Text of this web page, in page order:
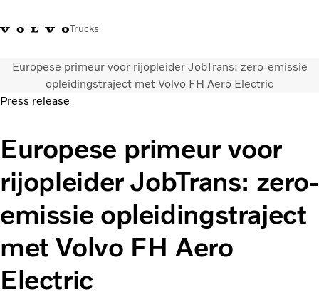
Trucks
ContactKennis vergrotenMerchandiseInloggen Nederland
CO2-reductie
Trucks
Truck Builder
Services
Dealer locator
Nieuws
Over ons
Europese primeur voor rijopleider JobTrans: zero-emissie
opleidingstraject met Volvo FH Aero Electric
Press release
Europese primeur voor
rijopleider JobTrans: zero-
emissie opleidingstraject
met Volvo FH Aero
Electric